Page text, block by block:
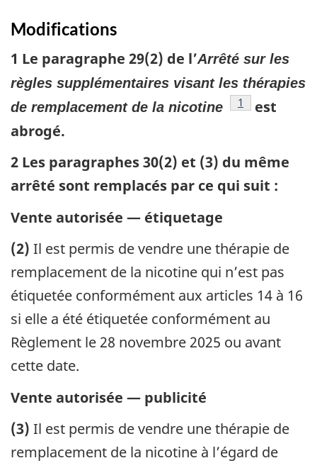
Modifications
1 Le paragraphe 29(2) de l’Arrêté sur les
règles supplémentaires visant les thérapies
de remplacement de la nicotine
référence
1
est
abrogé.
2 Les paragraphes 30(2) et (3) du même
arrêté sont remplacés par ce qui suit :
Vente autorisée — étiquetage
(2) Il est permis de vendre une thérapie de
remplacement de la nicotine qui n’est pas
étiquetée conformément aux articles 14 à 16
si elle a été étiquetée conformément au
Règlement le 28 novembre 2025 ou avant
cette date.
Vente autorisée — publicité
(3) Il est permis de vendre une thérapie de
remplacement de la nicotine à l’égard de